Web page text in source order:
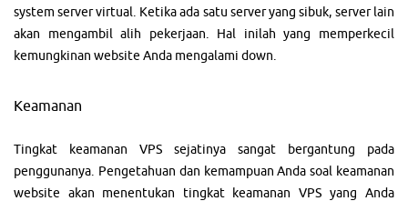
system server virtual. Ketika ada satu server yang sibuk, server lain
akan mengambil alih pekerjaan. Hal inilah yang memperkecil
kemungkinan website Anda mengalami down.
Keamanan
Tingkat keamanan VPS sejatinya sangat bergantung pada
penggunanya. Pengetahuan dan kemampuan Anda soal keamanan
website akan menentukan tingkat keamanan VPS yang Anda